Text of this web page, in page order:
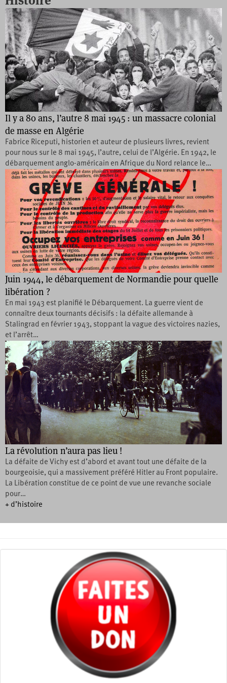
Il y a 80 ans, l’autre 8 mai 1945 : un massacre colonial
de masse en Algérie
Fabrice Riceputi, historien et auteur de plusieurs livres, revient
pour nous sur le 8 mai 1945, l’autre, celui de l’Algérie. En 1942, le
débarquement anglo-américain en Afrique du Nord relance le…
Juin 1944, le débarquement de Normandie pour quelle
libération ?
En mai 1943 est planifié le Débarquement. La guerre vient de
connaître deux tournants décisifs : la défaite allemande à
Stalingrad en février 1943, stoppant la vague des victoires nazies,
et l’arrêt…
La révolution n’aura pas lieu !
La défaite de Vichy est d’abord et avant tout une défaite de la
bourgeoisie, qui a massivement préféré Hitler au Front populaire.
La Libération constitue de ce point de vue une revanche sociale
pour…
+ d’histoire